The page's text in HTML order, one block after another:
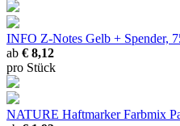
INFO Z-Notes Gelb + Spender,
ab € 8,12
pro Stück
NATURE Haftmarker Farbmix